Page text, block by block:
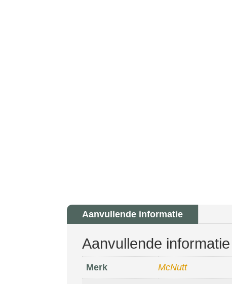
Aanvullende informatie
Aanvullende informatie
Merk McNutt